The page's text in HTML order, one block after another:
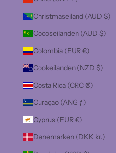
Christmaseiland (AUD $)
Cocoseilanden (AUD $)
Colombia (EUR €)
Cookeilanden (NZD $)
Costa Rica (CRC ₡)
Curaçao (ANG ƒ)
Cyprus (EUR €)
Denemarken (DKK kr.)